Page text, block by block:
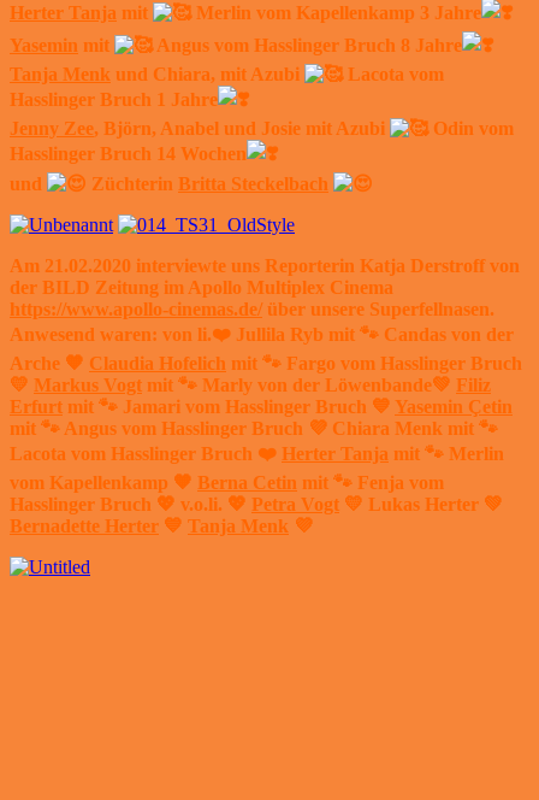
Herter Tanja mit
Merlin vom Kapellenkamp 3 Jahre
Yasemin mit
Angus vom Hasslinger Bruch 8 Jahre
Tanja Menk und Chiara, mit Azubi
Lacota vom
Hasslinger Bruch 1 Jahre
Jenny Zee, Björn, Anabel und Josie mit Azubi
Odin vom
Hasslinger Bruch 14 Wochen
und
Züchterin Britta Steckelbach
Am 21.02.2020 interviewte uns Reporterin Katja Derstroff von
der BILD Zeitung im Apollo Multiplex Cinema
https://www.apollo-cinemas.de/über unsere Superfellnasen.
Anwesend waren: von li.❤️ Jullila Ryb mit 🐾 Candas von der
Arche 🧡 Claudia Hofelich mit 🐾 Fargo vom Hasslinger Bruch
💛 Markus Vogt mit 🐾 Marly von der Löwenbande💚 Filiz
Erfurt mit 🐾 Jamari vom Hasslinger Bruch 💙 Yasemin Çetin
mit 🐾 Angus vom Hasslinger Bruch 💜 Chiara Menk mit 🐾
Lacota vom Hasslinger Bruch ❤️ Herter Tanja mit 🐾 Merlin
vom Kapellenkamp 🧡 Berna Cetin mit 🐾 Fenja vom
Hasslinger Bruch 💖 v.o.li. 💖 Petra Vogt 💛 Lukas Herter 💚
Bernadette Herter 💙 Tanja Menk 💜